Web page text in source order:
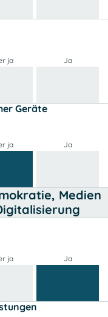
ja Ja
Geräte
ja Ja
Medien
ja Ja